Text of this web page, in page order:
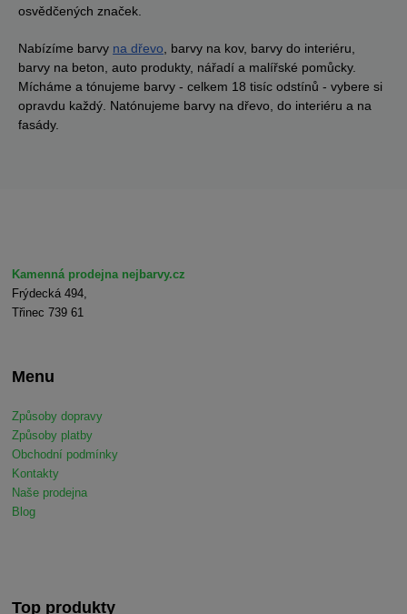
osvědčených značek.
Nabízíme barvy na dřevo , barvy na kov, barvy do interiéru,
barvy na beton, auto produkty, nářadí a malířské pomůcky.
Mícháme a tónujeme barvy - celkem 18 tisíc odstínů - vybere si
opravdu každý. Natónujeme barvy na dřevo, do interiéru a na
fasády.
Kamenná prodejna nejbarvy.cz
Frýdecká 494,
Třinec 739 61
Menu
Způsoby dopravy
Způsoby platby
Obchodní podmínky
Kontakty
Naše prodejna
Blog
Top produkty